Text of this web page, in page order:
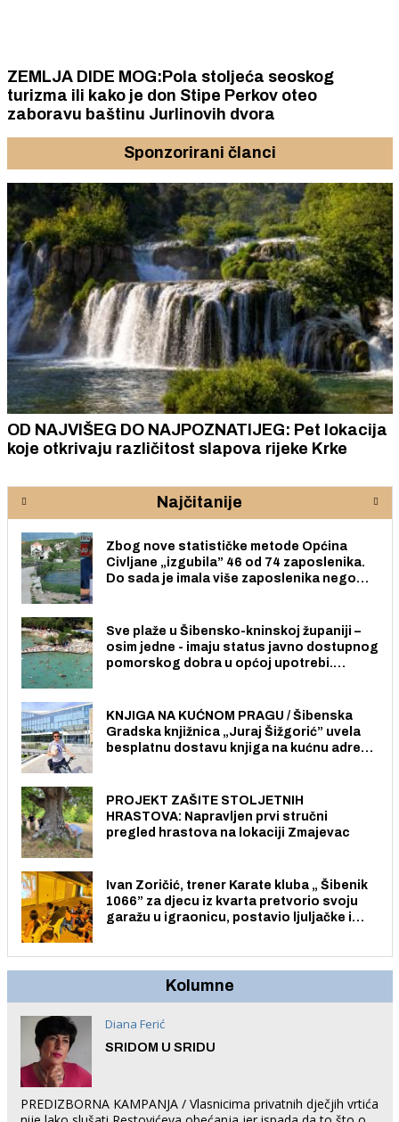
ZEMLJA DIDE MOG:Pola stoljeća seoskog
turizma ili kako je don Stipe Perkov oteo
zaboravu baštinu Jurlinovih dvora
Sponzorirani članci
OD NAJVIŠEG DO NAJPOZNATIJEG: Pet lokacija
koje otkrivaju različitost slapova rijeke Krke
Najčitanije
Zbog nove statističke metode Općina
Civljane „izgubila” 46 od 74 zaposlenika.
Do sada je imala više zaposlenika nego
Sve plaže u Šibensko-kninskoj županiji –
osim jedne - imaju status javno dostupnog
pomorskog dobra u općoj upotrebi.
KNJIGA NA KUĆNOM PRAGU / Šibenska
Gradska knjižnica „Juraj Šižgorić” uvela
besplatnu dostavu knjiga na kućnu adresu
PROJEKT ZAŠITE STOLJETNIH
HRASTOVA: Napravljen prvi stručni
pregled hrastova na lokaciji Zmajevac
Ivan Zoričić, trener Karate kluba „ Šibenik
1066” za djecu iz kvarta pretvorio svoju
garažu u igraonicu, postavio ljuljačke i
Kolumne
Diana Ferić
SRIDOM U SRIDU
PREDIZBORNA KAMPANJA / Vlasnicima privatnih dječjih vrtića